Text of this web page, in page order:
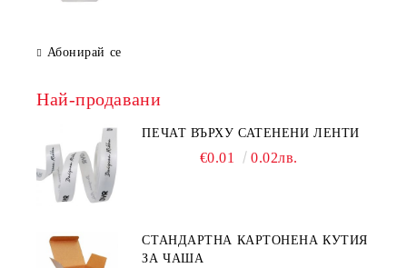
Абонирай се
Най-продавани
ПЕЧАТ ВЪРХУ САТЕНЕНИ ЛЕНТИ
€0.01 0.02лв.
СТАНДАРТНА КАРТОНЕНА КУТИЯ
ЗА ЧАША